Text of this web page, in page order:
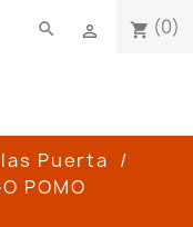
shopping_cart (0)

search
Puerta
POMO